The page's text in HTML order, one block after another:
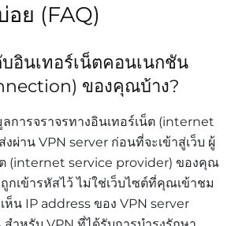
ย (FAQ)
อินเทอร์เน็ตคอนเนกชัน
ของคุณบ้าง?
การจราจรทางอินเทอร์เน็ต (internet
ผ่าน VPN server ก่อนที่จะเข้าสู่เว็บ ผู้
ต (internet service provider) ของคุณ
กเข้ารหัสไว้ ไม่ใช่เว็บไซต์ที่คุณเข้าชม
ห็น IP address ของ VPN server